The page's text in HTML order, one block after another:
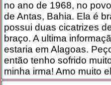
no ano de 1968, no
de Antas, Bahia. Ela é
possui duas cicatrizes
braço. A ultima
estaria em Alagoas.
então tenho sofrido
minha irma! Amo muito